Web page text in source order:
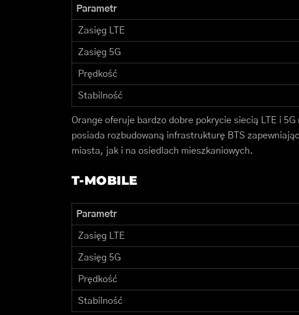
Parametr
Zasięg LTE
Zasięg 5G
Prędkość
Stabilność
Orange oferuje bardzo dobre pokrycie siecią LTE i 5G
posiada rozbudowaną infrastrukturę BTS
miasta, jak i na osiedlach mieszkaniowych.
T-MOBILE
Parametr
Zasięg LTE
Zasięg 5G
Prędkość
Stabilność